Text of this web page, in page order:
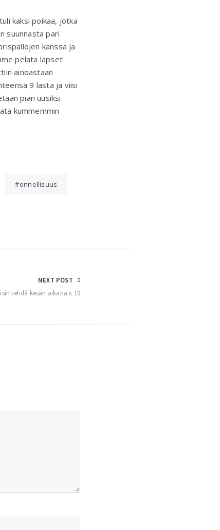
kaksi poikaa, jotka
suunnasta pari
kanssa ja
pelata lapset
ainoastaan
9 lasta ja viisi
pian uusiksi.
kummemmin
onnellisuus
NEXT POST
tehdä kesän aikana x 10